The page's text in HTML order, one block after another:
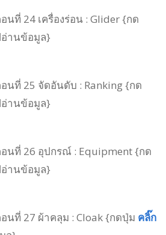
นที่ 24 เครื่องร่อน : Glider {กด
อ่านข้อมูล}
นที่ 25 จัดอันดับ : Ranking {กด
อ่านข้อมูล}
นที่ 26 อุปกรณ์ : Equipment {กด
อ่านข้อมูล}
นที่ 27 ผ้าคลุม : Cloak {กดปุ่ม คลิ๊ก